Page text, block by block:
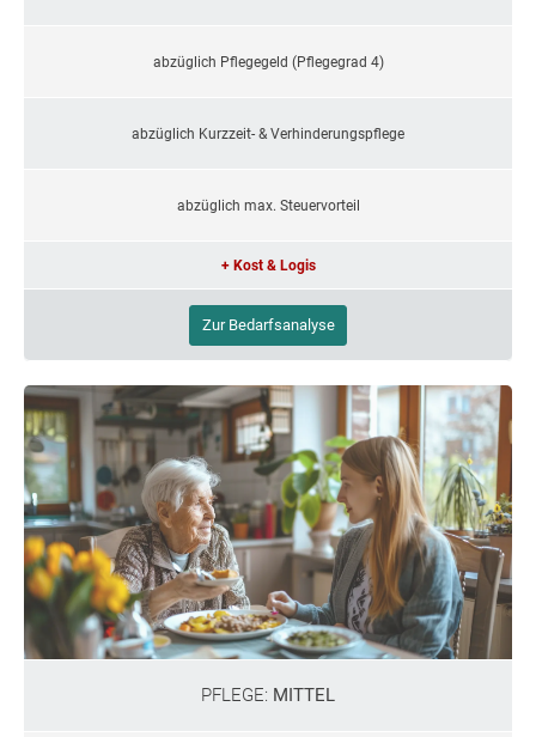
abzüglich Pflegegeld (Pflegegrad 4)
abzüglich Kurzzeit- & Verhinderungspflege
abzüglich max. Steuervorteil
+ Kost & Logis
Zur Bedarfsanalyse
PFLEGE: MITTEL